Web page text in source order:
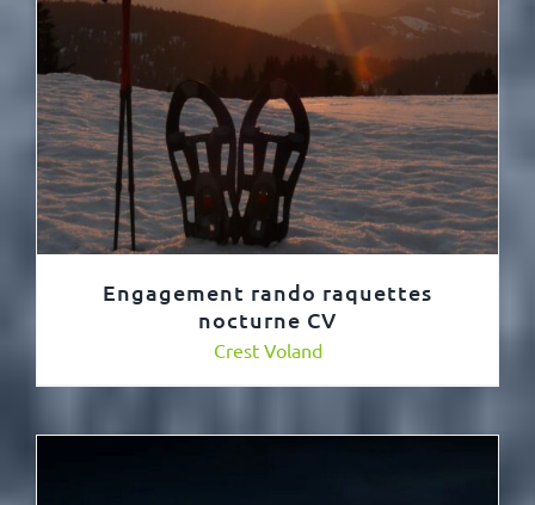
Engagement rando raquettes
nocturne CV
Crest Voland